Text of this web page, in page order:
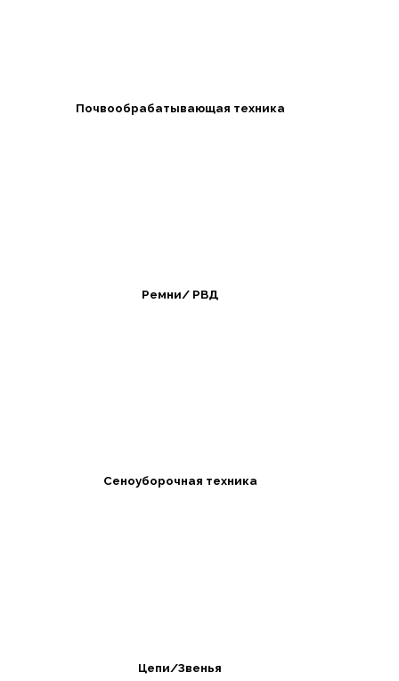
Почвообрабатывающая техника
Ремни/ РВД
Сеноуборочная техника
Цепи/Звенья